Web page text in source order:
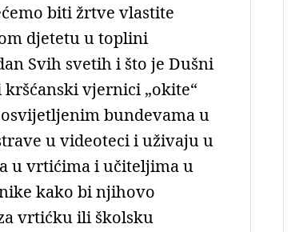
biti žrtve vlastite
djetetu u toplini
Svih svetih i što je Dušni
kršćanski vjernici „okite“
bundevama u
u videoteci i uživaju u
u vrtićima i učiteljima u
kako bi njihovo
vrtićku ili školsku